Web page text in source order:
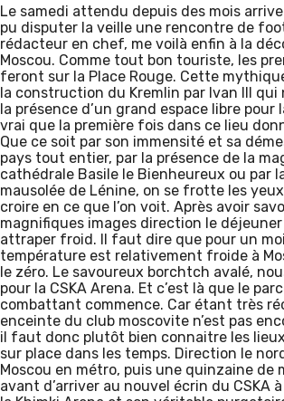
Le samedi attendu depuis des mois
pu disputer la veille une rencontre de
rédacteur en chef, me voilà enfin à la
Moscou. Comme tout bon touriste, les
feront sur la Place Rouge. Cette
la construction du Kremlin par Ivan III
la présence d’un grand espace libre pour
vrai que la première fois dans ce lieu
Que ce soit par son immensité et sa
pays tout entier, par la présence de la
cathédrale Basile le Bienheureux ou par
mausolée de Lénine, on se frotte les
croire en ce que l’on voit. Après avoir
magnifiques images direction le déjeuner
attraper froid. Il faut dire que pour un
température est relativement froide à
le zéro. Le savoureux borchtch avalé,
pour la CSKA Arena. Et c’est là que le
combattant commence. Car étant très
enceinte du club moscovite n’est pas
il faut donc plutôt bien connaitre les
sur place dans les temps. Direction le
Moscou en métro, puis une quinzaine de
avant d’arriver au nouvel écrin du CSKA